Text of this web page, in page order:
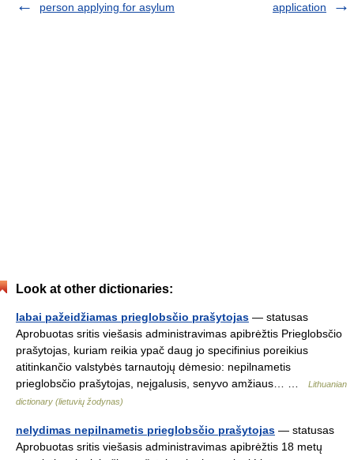
person applying for asylum
application
Look at other dictionaries:
labai pažeidžiamas prieglobsčio prašytojas — statusas
Aprobuotas sritis viešasis administravimas apibrėžtis Prieglobsčio
prašytojas, kuriam reikia ypač daug jo specifinius poreikius
atitinkančio valstybės tarnautojų dėmesio: nepilnametis
prieglobsčio prašytojas, neįgalusis, senyvo amžiaus… …
Lithuanian
dictionary (lietuvių žodynas)
nelydimas nepilnametis prieglobsčio prašytojas — statusas
Aprobuotas sritis viešasis administravimas apibrėžtis 18 metų